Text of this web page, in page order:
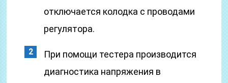
отключается колодка с проводами
регулятора.
При помощи тестера производится
диагностика напряжения в